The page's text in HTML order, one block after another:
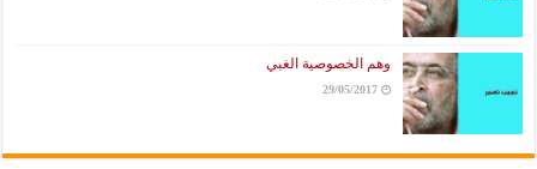
وهم الخصوصية الغبي
29/05/2017